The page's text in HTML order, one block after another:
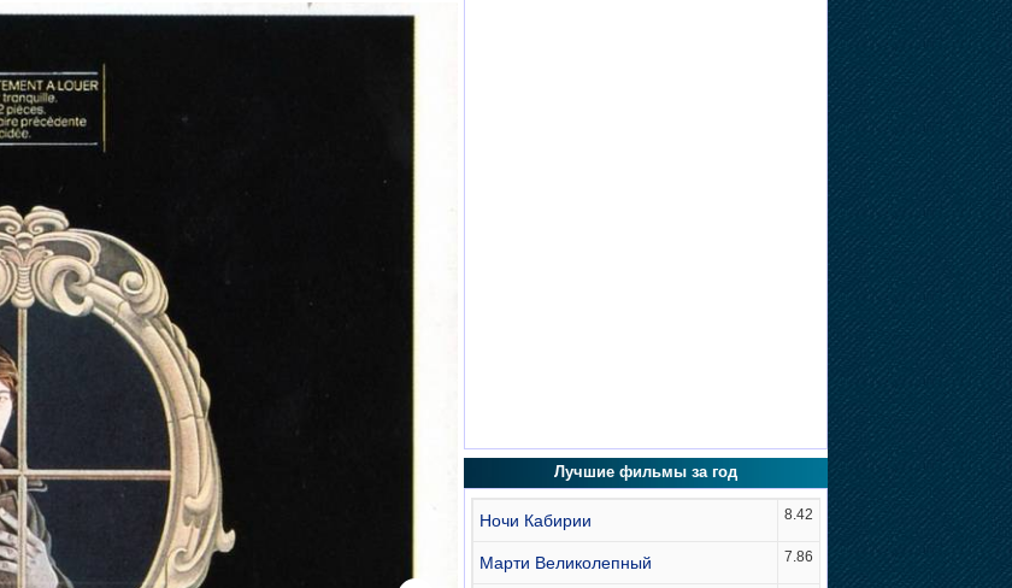
Лучшие фильмы за год
Ночи Кабирии 8.42
Марти Великолепный 7.86